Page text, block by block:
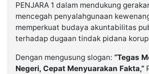
PENJARA 1 dalam mendukung
mencegah penyalahgunaan
memperkuat budaya akuntabilitas
terhadap dugaan tindak pidana
Dengan mengusung slogan: “Tegas
Negeri, Cepat Menyuarakan Fakta,”